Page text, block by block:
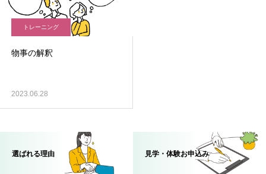
トレーニング
物事の解釈
2023.06.28
選ばれる理由 見学・体験お申込み